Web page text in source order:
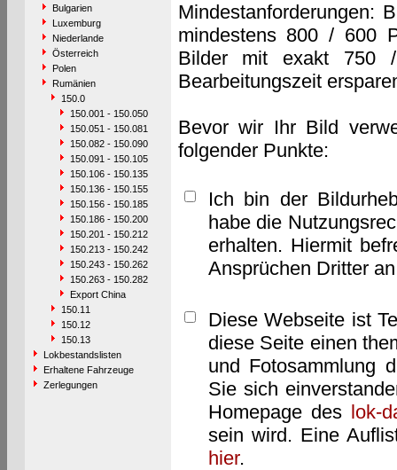
Bulgarien
Luxemburg
Niederlande
Österreich
Polen
Rumänien
150.0
150.001 - 150.050
150.051 - 150.081
150.082 - 150.090
150.091 - 150.105
150.106 - 150.135
150.136 - 150.155
150.156 - 150.185
150.186 - 150.200
150.201 - 150.212
150.213 - 150.242
150.243 - 150.262
150.263 - 150.282
Export China
150.11
150.12
150.13
Lokbestandslisten
Erhaltene Fahrzeuge
Zerlegungen
Mindestanforderungen:
mindestens 800 / 600
Bilder mit exakt 750
Bearbeitungszeit
Bevor wir Ihr Bild
folgender Punkte:
Ich bin der
habe die
erhalten. Hiermit
Ansprüchen Dritter
Diese Webseite ist
diese Seite einen
und Fotosammlung
Sie sich
Homepage des lok-
sein wird. Eine
hier.